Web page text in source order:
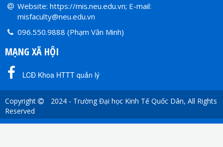
Website: https://mis.neu.edu.vn; E-mail:
misfaculty@neu.edu.vn
096.550.9888 (Phạm Văn Minh)
MẠNG XÃ HỘI
LCĐ Khoa HTTT quản lý
Copyright
2024 - Trường Đại học Kinh Tế Quốc Dân, All Rights
Reserved